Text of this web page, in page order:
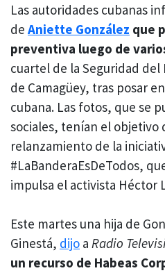
Las autoridades cubanas
de Aniette González que
preventiva luego de
cuartel de la Seguridad del
de Camagüey, tras posar
cubana. Las fotos, que se
sociales, tenían el objetivo
relanzamiento de la
#LaBanderaEsDeTodos,
impulsa el activista Héctor
Este martes una hija de
Ginestá, dijo a Radio
un recurso de Habeas